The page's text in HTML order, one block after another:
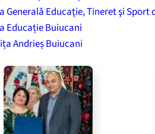
Generală Educaţie, Tineret şi
Educație Buiucani
Andrieș Buiucani